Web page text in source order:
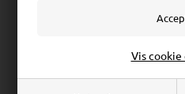
Vis
Cross Menuholder (Acrylic
Erhverv
Priser ekskl. moms